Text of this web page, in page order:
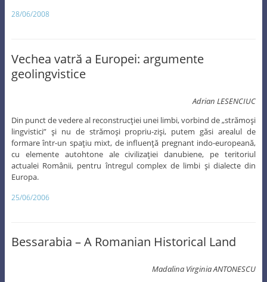
28/06/2008
Vechea vatră a Europei: argumente
geolingvistice
Adrian LESENCIUC
Din punct de vedere al reconstrucţiei unei limbi, vorbind de „strămoşi
lingvistici” şi nu de strămoşi propriu-zişi, putem găsi arealul de
formare într-un spaţiu mixt, de influenţă pregnant indo-europeană,
cu elemente autohtone ale civilizaţiei danubiene, pe teritoriul
actualei Românii, pentru întregul complex de limbi şi dialecte din
Europa.
25/06/2006
Bessarabia – A Romanian Historical Land
Madalina Virginia ANTONESCU